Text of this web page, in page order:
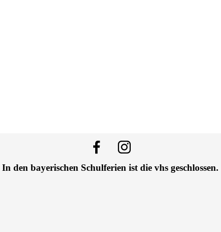
In den bayerischen Schulferien ist die vhs geschlossen.